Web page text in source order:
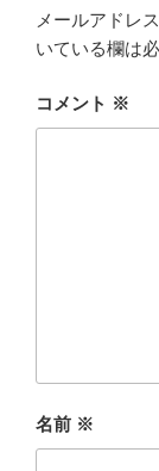
メールアドレ
いている欄は
コメント ※
名前 ※